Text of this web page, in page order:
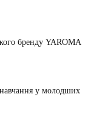
бренду YAROMA
навчання у молодших